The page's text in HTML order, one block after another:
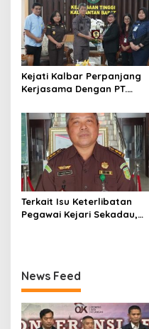
Kejati Kalbar Perpanjang
Kerjasama Dengan PT.
Terkait Isu Keterlibatan
Pegawai Kejari Sekadau,
News Feed